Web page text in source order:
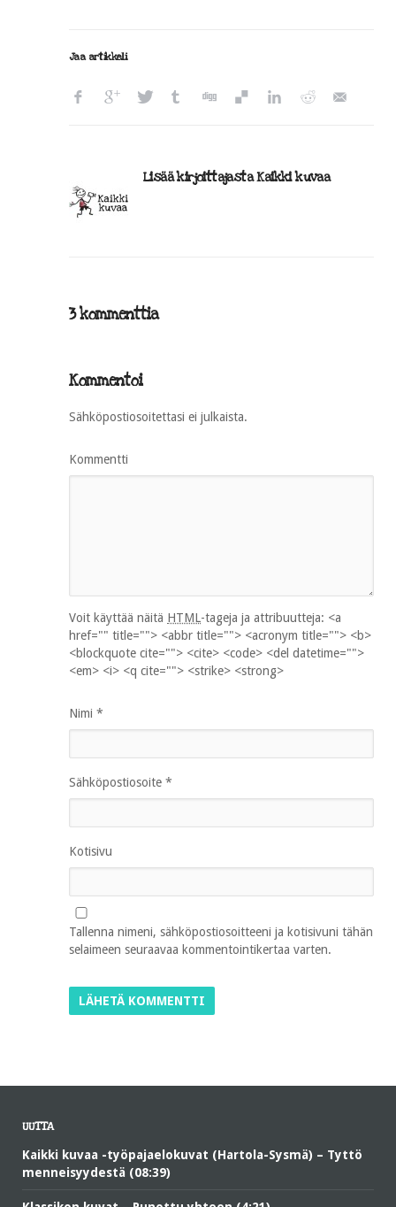
Jaa artikkeli
Lisää kirjoittajasta Kaikki kuvaa
3 kommenttia
Kommentoi
Sähköpostiosoitettasi ei julkaista.
Kommentti
Voit käyttää näitä HTML-tageja ja attribuutteja: <a
href="" title=""> <abbr title=""> <acronym title=""> <b>
<blockquote cite=""> <cite> <code> <del datetime="">
<em> <i> <q cite=""> <strike> <strong>
Nimi *
Sähköpostiosoite *
Kotisivu
Tallenna nimeni, sähköpostiosoitteeni ja kotisivuni tähän
selaimeen seuraavaa kommentointikertaa varten.
UUTTA
Kaikki kuvaa -työpajaelokuvat (Hartola-Sysmä) – Tyttö
menneisyydestä (08:39)